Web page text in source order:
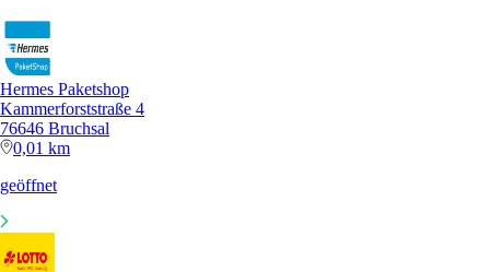
Hermes Paketshop
Kammerforststraße 4
76646 Bruchsal
0,01 km
geöffnet